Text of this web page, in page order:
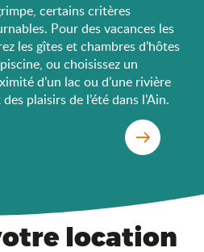
certains critères
Pour des vacances les
les gîtes et chambres d’hôtes
ou choisissez un
d’un lac ou d’une rivière
plaisirs de l’été dans l’Ain.
France avec
location